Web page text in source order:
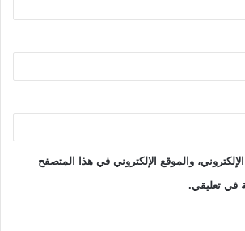
والموقع الإلكتروني في هذا المتصفح
في تعليقي.